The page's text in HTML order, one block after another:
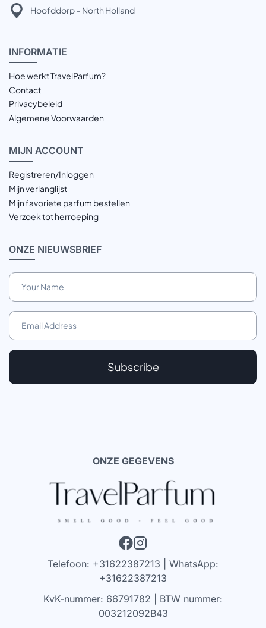
Hoofddorp – North Holland
INFORMATIE
Hoe werkt TravelParfum?
Contact
Privacybeleid
Algemene Voorwaarden
MIJN ACCOUNT
Registreren/Inloggen
Mijn verlanglijst
Mijn favoriete parfum bestellen
Verzoek tot herroeping
ONZE NIEUWSBRIEF
Subscribe
ONZE GEGEVENS
Telefoon: +31622387213 | WhatsApp:
+31622387213
KvK-nummer: 66791782 | BTW nummer:
003212092B43